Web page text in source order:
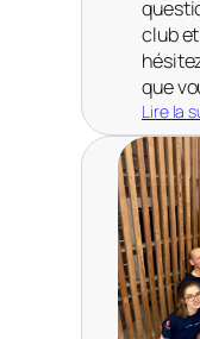
club et
que
Lire la